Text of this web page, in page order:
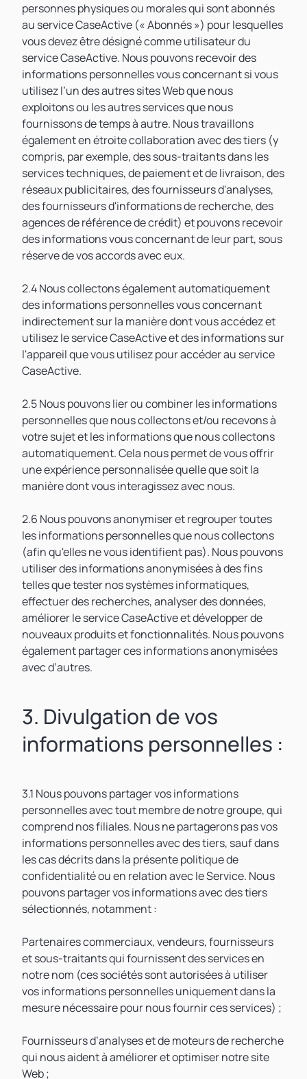
personnes physiques ou morales qui sont abonnés
au service CaseActive (« Abonnés ») pour lesquelles
vous devez être désigné comme utilisateur du
service CaseActive. Nous pouvons recevoir des
informations personnelles vous concernant si vous
utilisez l’un des autres sites Web que nous
exploitons ou les autres services que nous
fournissons de temps à autre. Nous travaillons
également en étroite collaboration avec des tiers (y
compris, par exemple, des sous-traitants dans les
services techniques, de paiement et de livraison, des
réseaux publicitaires, des fournisseurs d'analyses,
des fournisseurs d'informations de recherche, des
agences de référence de crédit) et pouvons recevoir
des informations vous concernant de leur part, sous
réserve de vos accords avec eux.
2.4 Nous collectons également automatiquement
des informations personnelles vous concernant
indirectement sur la manière dont vous accédez et
utilisez le service CaseActive et des informations sur
l'appareil que vous utilisez pour accéder au service
CaseActive.
2.5 Nous pouvons lier ou combiner les informations
personnelles que nous collectons et/ou recevons à
votre sujet et les informations que nous collectons
automatiquement. Cela nous permet de vous offrir
une expérience personnalisée quelle que soit la
manière dont vous interagissez avec nous.
2.6 Nous pouvons anonymiser et regrouper toutes
les informations personnelles que nous collectons
(afin qu'elles ne vous identifient pas). Nous pouvons
utiliser des informations anonymisées à des fins
telles que tester nos systèmes informatiques,
effectuer des recherches, analyser des données,
améliorer le service CaseActive et développer de
nouveaux produits et fonctionnalités. Nous pouvons
également partager ces informations anonymisées
avec d’autres.
3. Divulgation de vos
informations personnelles :
3.1 Nous pouvons partager vos informations
personnelles avec tout membre de notre groupe, qui
comprend nos filiales. Nous ne partagerons pas vos
informations personnelles avec des tiers, sauf dans
les cas décrits dans la présente politique de
confidentialité ou en relation avec le Service. Nous
pouvons partager vos informations avec des tiers
sélectionnés, notamment :
Partenaires commerciaux, vendeurs, fournisseurs
et sous-traitants qui fournissent des services en
notre nom (ces sociétés sont autorisées à utiliser
vos informations personnelles uniquement dans la
mesure nécessaire pour nous fournir ces services) ;
Fournisseurs d’analyses et de moteurs de recherche
qui nous aident à améliorer et optimiser notre site
Web ;